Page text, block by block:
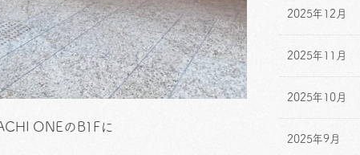
ONEのB1Fに
2025年12月
2025年11月
2025年10月
2025年9月